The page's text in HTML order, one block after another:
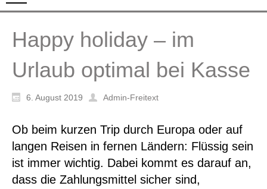
Happy holiday – im
Urlaub optimal bei Kasse
6. August 2019 Admin-Freitext
Ob beim kurzen Trip durch Europa oder auf
langen Reisen in fernen Ländern: Flüssig sein
ist immer wichtig. Dabei kommt es darauf an,
dass die Zahlungsmittel sicher sind,